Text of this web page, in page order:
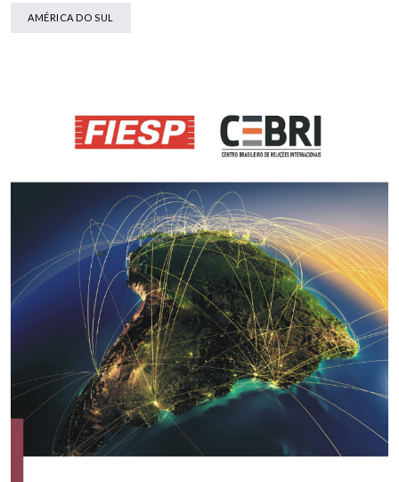
AMÉRICA DO SUL